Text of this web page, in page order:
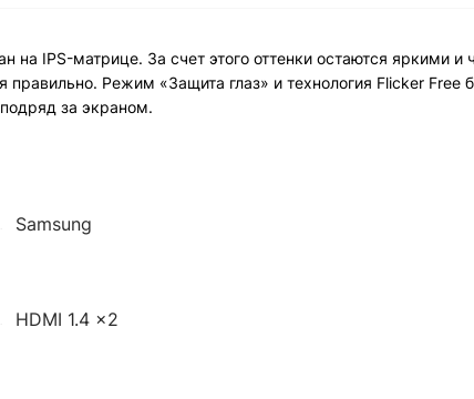
на IPS-матрице. За счет этого оттенки остаются яркими и
Режим «Защита глаз» и технология Flicker Free
за экраном.
Samsung
HDMI 1.4 x2